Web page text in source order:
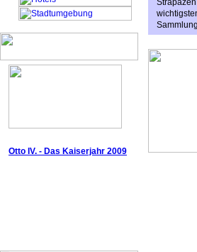
Otto IV. - Das Kaiserjahr 2009